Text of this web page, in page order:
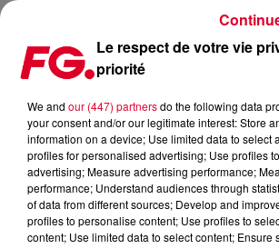
CLUB FG LIVE SESSION : LES REPLAYS DE LA SEMAINE
Publié : 10 octobre 2019 à 5h49 par
Le respect de votre vie
priorité
We and our (447) partnersdo the following data
your consent and/or our legitimate interest: Store
information on a device; Use limited data to select
profiles for personalised advertising; Use profiles
advertising; Measure advertising performance;
performance; Understand audiences through
of data from different sources; Develop and
profiles to personalise content; Use profiles to
content; Use limited data to select content; Ensure